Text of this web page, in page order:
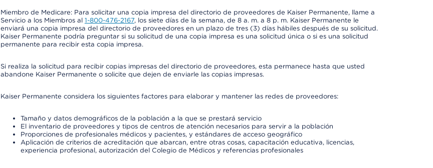
Miembro de Medicare: Para solicitar una copia impresa del directorio de proveedores de Kaiser Permanente, llame a
Servicio a los Miembros al 1-800-476-2167, los siete días de la semana, de 8 a. m. a 8 p. m. Kaiser Permanente le
enviará una copia impresa del directorio de proveedores en un plazo de tres (3) días hábiles después de su solicitud.
Kaiser Permanente podría preguntar si su solicitud de una copia impresa es una solicitud única o si es una solicitud
permanente para recibir esta copia impresa.
Si realiza la solicitud para recibir copias impresas del directorio de proveedores, esta permanece hasta que usted
abandone Kaiser Permanente o solicite que dejen de enviarle las copias impresas.
Kaiser Permanente considera los siguientes factores para elaborar y mantener las redes de proveedores:
Tamaño y datos demográficos de la población a la que se prestará servicio
El inventario de proveedores y tipos de centros de atención necesarios para servir a la población
Proporciones de profesionales médicos y pacientes, y estándares de acceso geográfico
Aplicación de criterios de acreditación que abarcan, entre otras cosas, capacitación educativa, licencias,
experiencia profesional, autorización del Colegio de Médicos y referencias profesionales